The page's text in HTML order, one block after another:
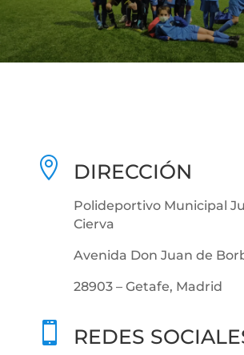
 DIRECCIÓN
Polideportivo Municipal
Cierva
Avenida Don Juan de
28903 – Getafe, Madrid
 REDES